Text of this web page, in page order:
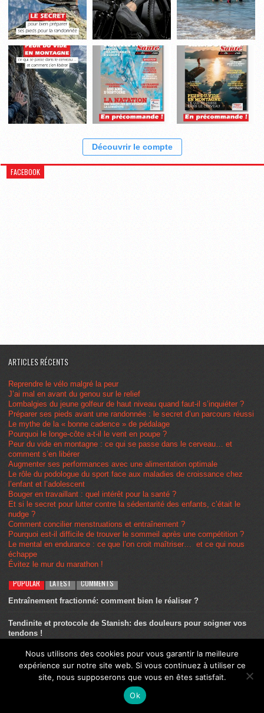
Découvrir le compte
FACEBOOK
ARTICLES RÉCENTS
Reprendre le vélo malgré la peur
J’ai mal en avant du genou sur le relief
Lombalgies du jeune golfeur de haut niveau quand faut-il s’inquiéter ?
Préparer ses pieds avant une randonnée : le secret d’un parcours réussi
Le mythe de la « bonne cadence » de pédalage
Pourquoi le longe-côte a-t-il le vent en poupe ?
Peur du vide en montagne : ce qui se passe dans le cerveau… et
comment s’en libérer
Augmenter ses performances avec une alimentation optimale
Le rôle du podologue du sport face aux maladies de croissance chez
l’enfant et l’adolescent
Bouger en travaillant : quel intérêt pour la santé ?
Et si le secret pour lutter contre la sédentarité des enfants, c’était le
nudge ?
Comment concilier menstruations et entraînement ?
Pourquoi est-il difficile de trouver le sommeil après une compétition ?
Le mental en endurance : ce que l’on croit maîtriser… et ce qui nous
échappe
Évitez le mur du marathon !
POPULAR LATEST COMMENTS
Entraînement fractionné: comment bien le réaliser ?
Tendinite et protocole de Stanish: des douleurs pour soigner vos
tendons !
Utilisation du plasma riche en plaquettes (PRP) en Traumatologie
du Sport
Entraînement – la séance au seuil: tout ce que vous devez
Nous utilisons des cookies pour vous garantir la meilleure
expérience sur notre site web. Si vous continuez à utiliser ce
site, nous supposerons que vous en êtes satisfait.
Ok